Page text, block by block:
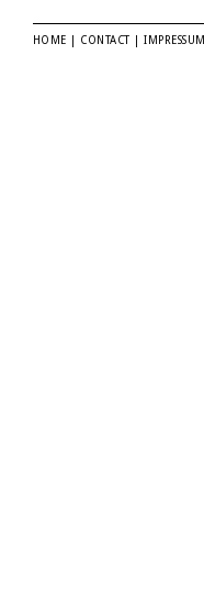
HOME CONTACT |IMPRESSUM